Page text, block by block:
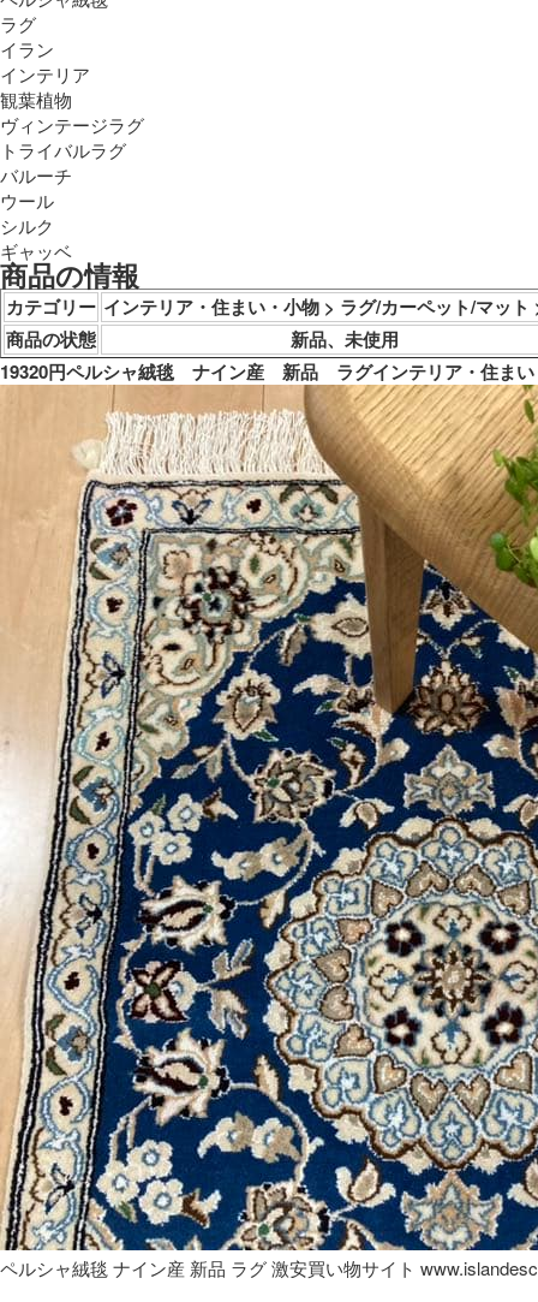
ラグ
イラン
インテリア
観葉植物
ヴィンテージラグ
トライバルラグ
バルーチ
ウール
シルク
ギャッベ
商品の情報
カテゴリー インテリア・住まい・小物 > ラグ/カーペット/マット
商品の状態
新品、未使用
19320円ペルシャ絨毯　ナイン産　新品　ラグインテリア・住ま
ペルシャ絨毯 ナイン産 新品 ラグ 激安買い物サイト